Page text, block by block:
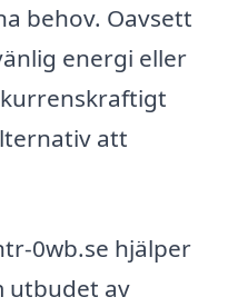
behov. Oavsett
energi eller
att
0wb.se hjälper
utbudet av